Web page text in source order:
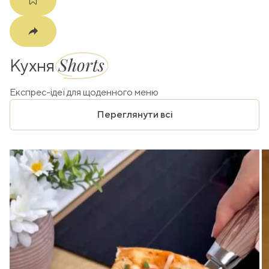
КухняShorts
Експрес-ідеї для щоденного меню
Переглянути всі